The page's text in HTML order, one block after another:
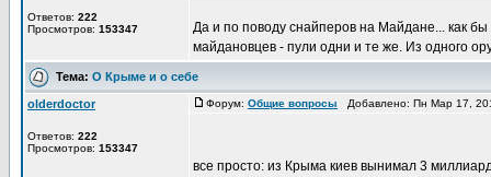
Ответов: 222
Просмотров: 153347
Да и по поводу снайперов на Майдане... как
майдановцев - пули одни и те же. Из одного
Тема: О Крыме и о себе
olderdoctor
Ответов: 222
Просмотров: 153347
Форум: Общие вопросы Добавлено: Пн Мар 17,
все просто: из Крыма киев вынимал 3